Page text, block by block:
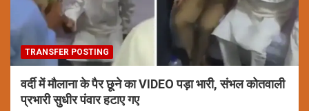
TRANSFER POSTING
वर्दी में मौलाना के पैर छूने का VIDEO पड़ा भारी, संभल कोतवाली
प्रभारी सुधीर पंवार हटाए गए